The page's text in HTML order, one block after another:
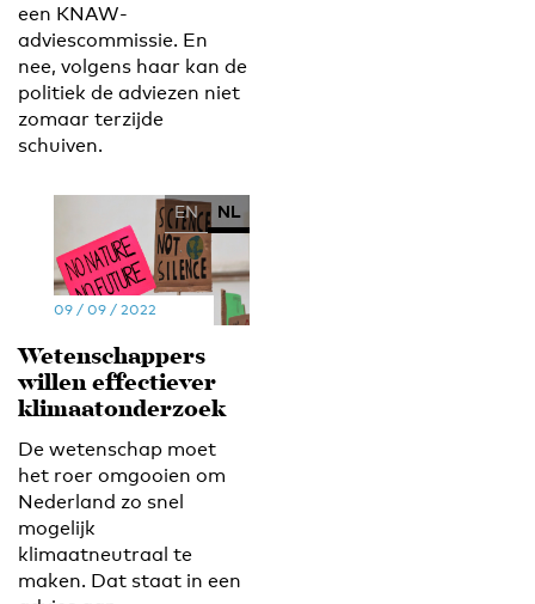
een KNAW-
adviescommissie. En
nee, volgens haar kan de
politiek de adviezen niet
zomaar terzijde
schuiven.
EN NL
09 / 09 / 2022
Wetenschappers
willen effectiever
klimaatonderzoek
De wetenschap moet
het roer omgooien om
Nederland zo snel
mogelijk
klimaatneutraal te
maken. Dat staat in een